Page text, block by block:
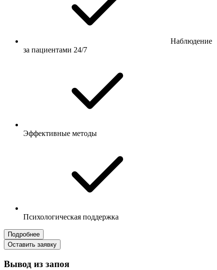
Наблюдение
за пациентами 24/7
Эффективные методы
Психологическая поддержка
Подробнее
Оставить заявку
Вывод из запоя